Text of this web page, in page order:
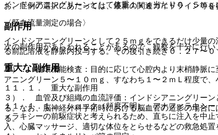
お、症例の選択にあたっては、最新の関連ガイドライン等
副作用
次の副作用があらわれることがあるので、観察を十分に行
重大な副作用
１１．１． 重大な副作用
１１．１．１． ショック（頻度不明）、アナフィラキシ
ィラキシーの前駆症状と考えられるため、直ちに注入を中
入、心臓マッサージ、適切な体位をとらせるなどの救急処
インドシアニングリーンとして体重１ｋｇ当たり０．５ｍ
〈肝血流量測定の場合〉
インドシアニングリーンとして２５ｍｇをできるだけ少量
る前記溶液を静脈内投与する。その後引き続き０．２７〜
２）． 循環機能検査：目的に応じて心腔内より末梢静脈に
アニングリーン５〜１０ｍｇ、すなわち１〜２ｍＬ程度で、
３）． 血管及び組織の血流評価：インドシアニングリー
る。なお、脳神経外科手術時における脳血管の造影の場合
る。